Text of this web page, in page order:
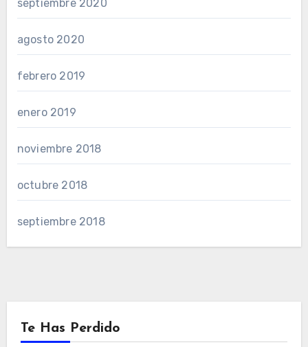
septiembre 2020
agosto 2020
febrero 2019
enero 2019
noviembre 2018
octubre 2018
septiembre 2018
Te Has Perdido